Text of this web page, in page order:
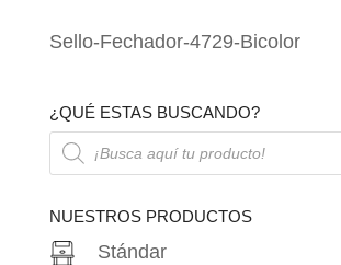
Sello-Fechador-4729-Bicolor
¿QUÉ ESTAS BUSCANDO?
Búsqueda
de
productos
NUESTROS PRODUCTOS
Stándar